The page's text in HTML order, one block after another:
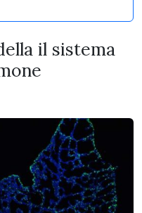
il sistema